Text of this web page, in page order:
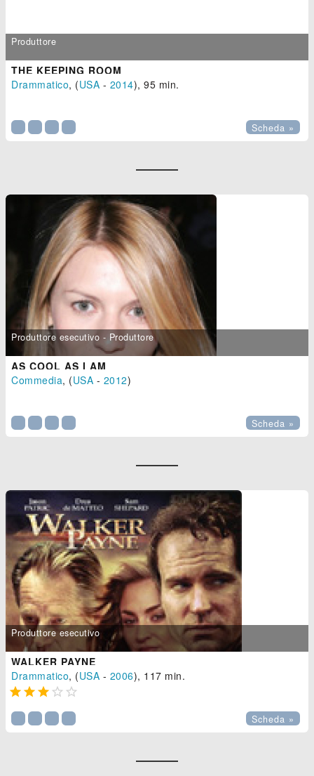
Produttore
THE KEEPING ROOM
Drammatico, (USA - 2014), 95 min.
Scheda »
Produttore esecutivo - Produttore
AS COOL AS I AM
Commedia, (USA - 2012)
Scheda »
Produttore esecutivo
WALKER PAYNE
Drammatico, (USA - 2006), 117 min.
    
Scheda »